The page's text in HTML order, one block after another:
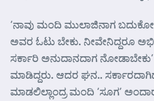
‘ನಾವು ಮಂದಿ ಮುಲಾಜಿನಾಗ
ಅವರ ಓಟು ಬೇಕು. ನೀವೇನಿದ್ದರೂ
ಸರ್ಕಾರಿ ಅನುದಾನದಾಗ ನೋಡಾಬೇಕು’
ಮಾಡಿದ್ದರು. ಆದರ ಘನ..
ಮಾಡಲಿಲ್ಲಾಂದ್ರ ಮಂದಿ ‘ಸೂಗ’